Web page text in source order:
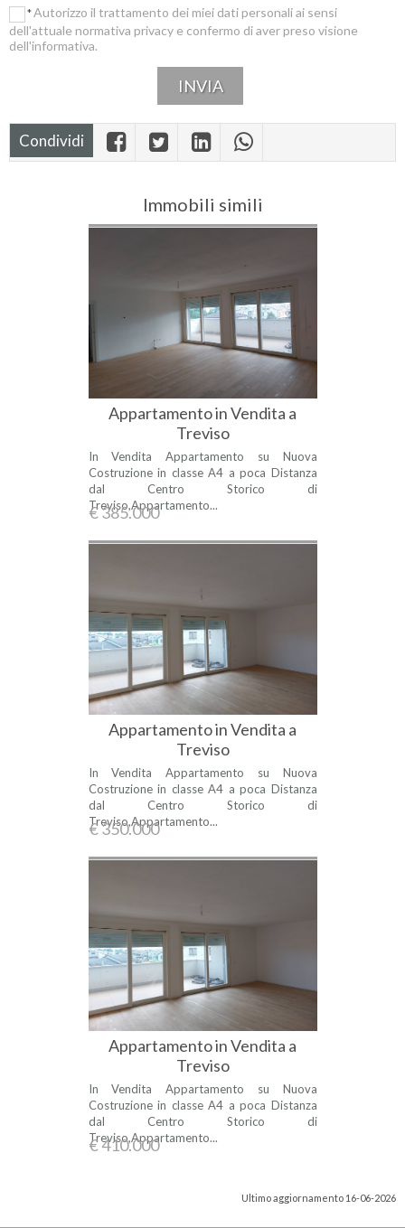
*Autorizzo il trattamento dei miei dati personali ai sensi
dell'attuale normativa privacy e confermo di aver preso visione
dell'informativa.
Condividi
Immobili simili
Appartamento in Vendita a
Treviso
In Vendita Appartamento su Nuova
Costruzione in classe A4 a poca Distanza
dal Centro Storico di
Treviso,Appartamento...
€ 385.000
Appartamento in Vendita a
Treviso
In Vendita Appartamento su Nuova
Costruzione in classe A4 a poca Distanza
dal Centro Storico di
Treviso,Appartamento...
€ 350.000
Appartamento in Vendita a
Treviso
In Vendita Appartamento su Nuova
Costruzione in classe A4 a poca Distanza
dal Centro Storico di
Treviso,Appartamento...
€ 410.000
Ultimo aggiornamento 16-06-2026